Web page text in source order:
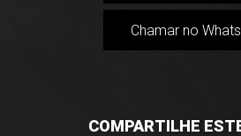
Chamar no
COMPARTILHE